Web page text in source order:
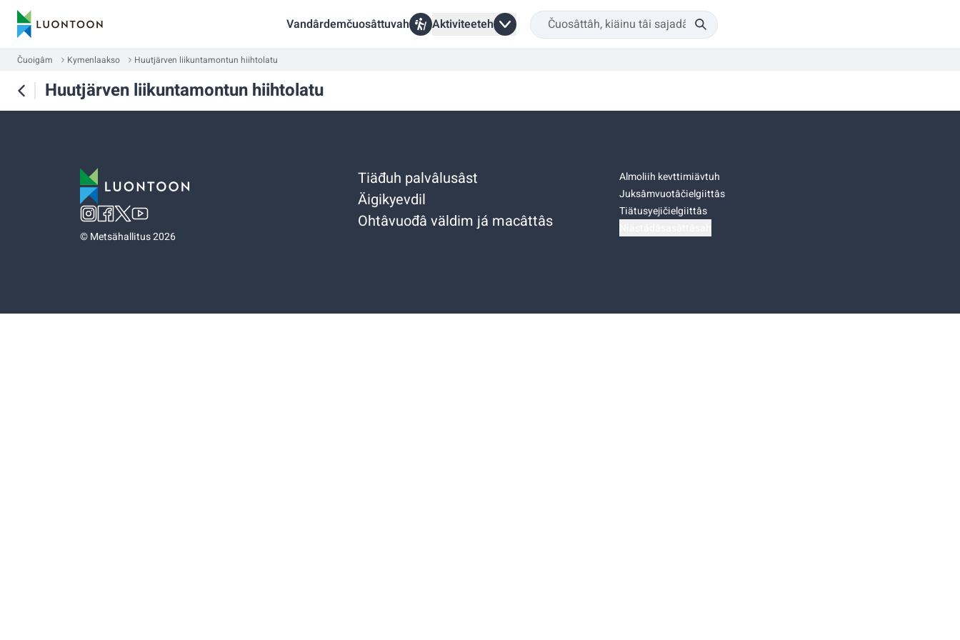
Vandârdemčuosâttuvah Aktiviteeteh
Čuoigâm Kymenlaakso Huutjärven liikuntamontun hiihtolatu
Huutjärven liikuntamontun hiihtolatu
©Metsähallitus 2026
Tiäđuh palvâlusâst
Äigikyevdil
Ohtâvuođâ väldim já macâttâs
Almoliih kevttimiävtuh
Juksâmvuotâčielgiittâs
Tiätusyejičielgiittâs